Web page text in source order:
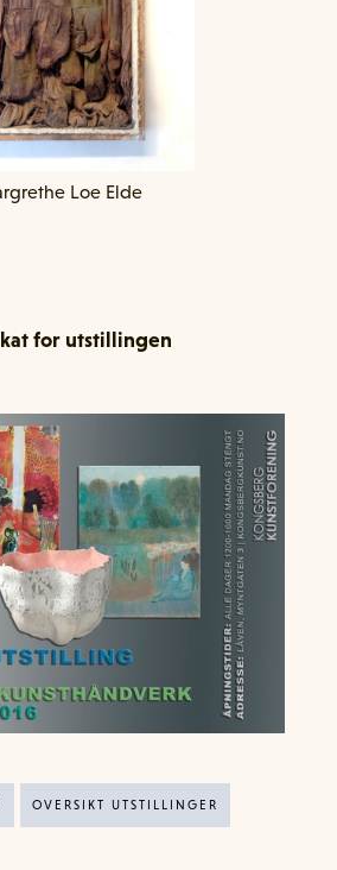
Loe Elde
for utstillingen
OVERSIKT UTSTILLINGER